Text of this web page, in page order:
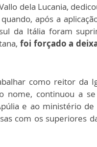
dela Lucania,
após a
da Itália foram
foi forçado a
como reitor da
nome, continuou a
e ao ministério
com os superiores